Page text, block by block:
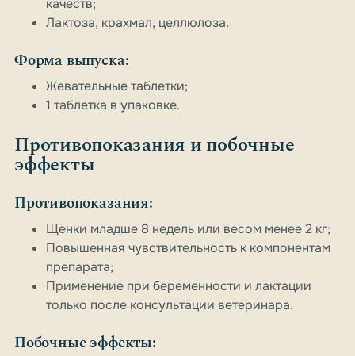
качеств;
Лактоза, крахмал, целлюлоза.
Форма выпуска:
Жевательные таблетки;
1 таблетка в упаковке.
Противопоказания и побочные
эффекты
Противопоказания:
Щенки младше 8 недель или весом менее 2 кг;
Повышенная чувствительность к компонентам
препарата;
Применение при беременности и лактации
только после консультации ветеринара.
Побочные эффекты: